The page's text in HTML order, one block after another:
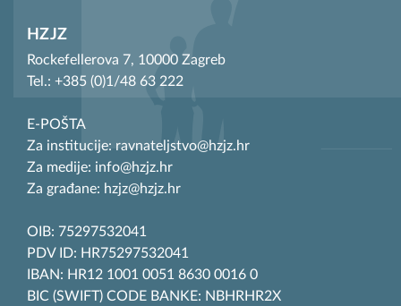
HZJZ
Rockefellerova 7, 10000 Zagreb
Tel.: +385 (0)1/48 63 222
E-POŠTA
Za institucije: ravnateljstvo@hzjz.hr
Za medije: info@hzjz.hr
Za građane: hzjz@hzjz.hr
OIB: 75297532041
PDV ID: HR75297532041
IBAN: HR12 1001 0051 8630 0016 0
BIC (SWIFT) CODE BANKE: NBHRHR2X